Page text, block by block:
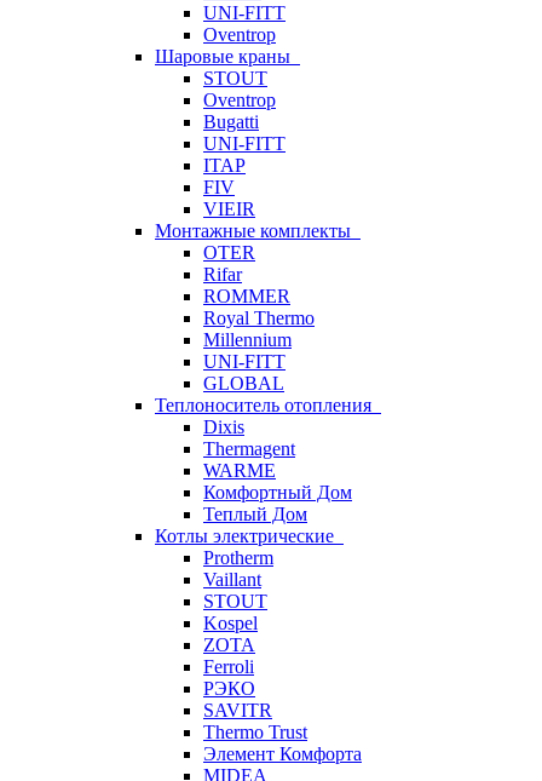
UNI-FITT
Oventrop
Шаровые краны
STOUT
Oventrop
Bugatti
UNI-FITT
ITAP
FIV
VIEIR
Монтажные комплекты
OTER
Rifar
ROMMER
Royal Thermo
Millennium
UNI-FITT
GLOBAL
Теплоноситель отопления
Dixis
Thermagent
WARME
Комфортный Дом
Теплый Дом
Котлы электрические
Protherm
Vaillant
STOUT
Kospel
ZOTA
Ferroli
РЭКО
SAVITR
Thermo Trust
Элемент Комфорта
MIDEA